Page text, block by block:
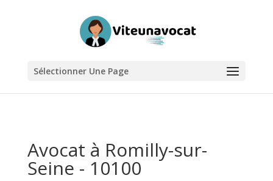
Sélectionner Une Page
Avocat à Romilly-sur-
Seine - 10100